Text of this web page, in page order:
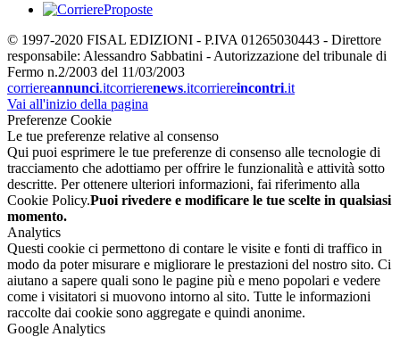
© 1997-2020 FISAL EDIZIONI - P.IVA 01265030443 - Direttore
responsabile: Alessandro Sabbatini - Autorizzazione del tribunale di
Fermo n.2/2003 del 11/03/2003
corriereannunci.itcorrierenews.itcorriereincontri.it
Vai all'inizio della pagina
Preferenze Cookie
Le tue preferenze relative al consenso
Qui puoi esprimere le tue preferenze di consenso alle tecnologie di
tracciamento che adottiamo per offrire le funzionalità e attività sotto
descritte. Per ottenere ulteriori informazioni, fai riferimento alla
Cookie Policy.Puoi rivedere e modificare le tue scelte in qualsiasi
momento.
Analytics
Questi cookie ci permettono di contare le visite e fonti di traffico in
modo da poter misurare e migliorare le prestazioni del nostro sito. Ci
aiutano a sapere quali sono le pagine più e meno popolari e vedere
come i visitatori si muovono intorno al sito. Tutte le informazioni
raccolte dai cookie sono aggregate e quindi anonime.
Google Analytics